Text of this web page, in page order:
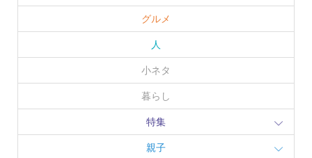
グルメ
人
小ネタ
暮らし
特集
親子